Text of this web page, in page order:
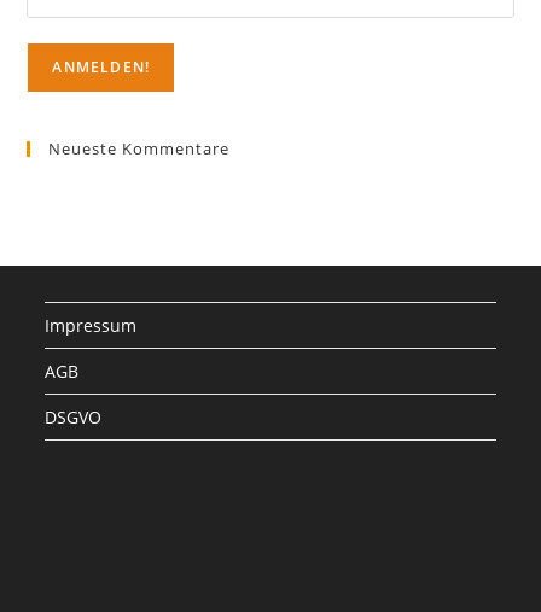
Neueste Kommentare
Impressum
AGB
DSGVO